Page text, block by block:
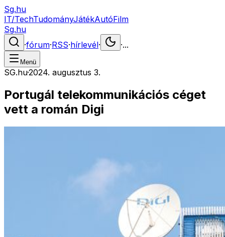
Sg.hu
IT/TechTudományJátékAutóFilm
Sg.hu
·fórum·RSS·hírlevél· ·...
Menü
SG.hu·2024. augusztus 3.
Portugál telekommunikációs céget
vett a román Digi